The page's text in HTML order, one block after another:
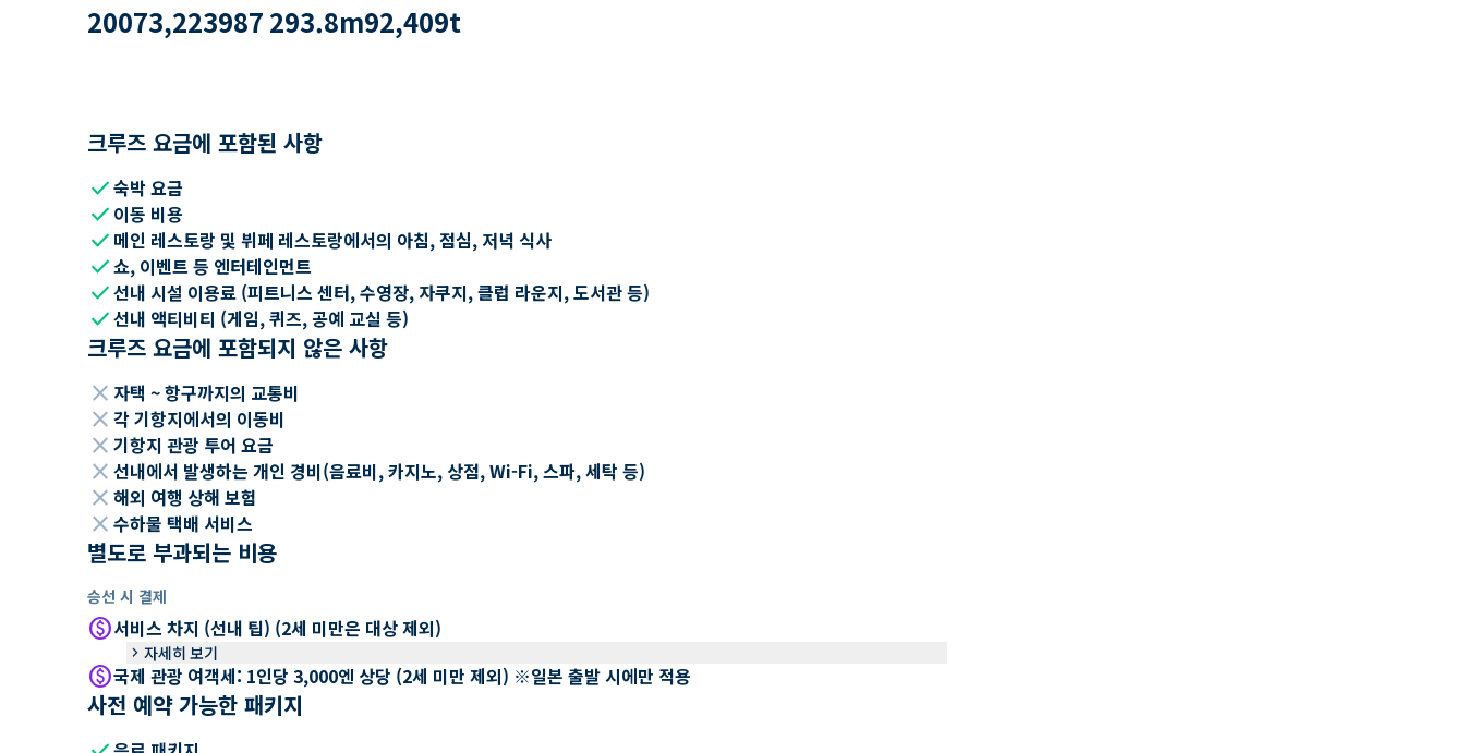
20073,223987 293.8m92,409t
크루즈 요금에 포함된 사항
check숙박 요금
check 이동 비용
check 메인 레스토랑 및 뷔페 레스토랑에서의 아침, 점심, 저녁 식사
check쇼, 이벤트 등 엔터테인먼트
check선내 시설 이용료 (피트니스 센터, 수영장, 자쿠지, 클럽 라운지, 도서관 등)
check선내 액티비티 (게임, 퀴즈, 공예 교실 등)
크루즈 요금에 포함되지 않은 사항
close 자택 ~ 항구까지의 교통비
close 각 기항지에서의 이동비
close 기항지 관광 투어 요금
close 선내에서 발생하는 개인 경비(음료비, 카지노, 상점, Wi-Fi, 스파, 세탁 등)
close 해외 여행 상해 보험
close 수하물 택배 서비스
별도로 부과되는 비용
승선 시 결제
paid서비스 차지 (선내 팁) (2세 미만은 대상 제외)
keyboard_arrow_right 자세히 보기
paid국제 관광 여객세: 1인당 3,000엔 상당 (2세 미만 제외) ※일본 출발 시에만 적용
사전 예약 가능한 패키지